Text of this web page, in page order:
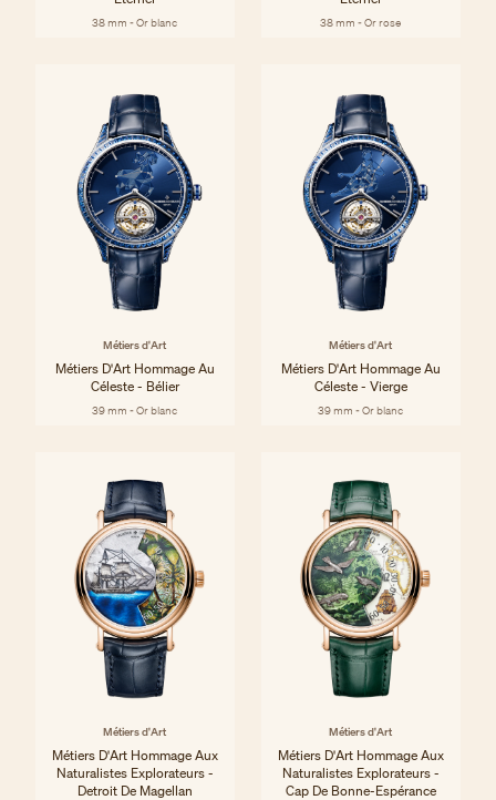
38 mm - Or blanc 38 mm - Or rose
Métiers d'Art
Métiers D'Art Hommage Au
Céleste - Bélier
39 mm - Or blanc
Métiers d'Art
Métiers D'Art Hommage Au
Céleste - Vierge
39 mm - Or blanc
Métiers d'Art
Métiers D'Art Hommage Aux
Naturalistes Explorateurs -
Detroit De Magellan
Métiers d'Art
Métiers D'Art Hommage Aux
Naturalistes Explorateurs -
Cap De Bonne-Espérance